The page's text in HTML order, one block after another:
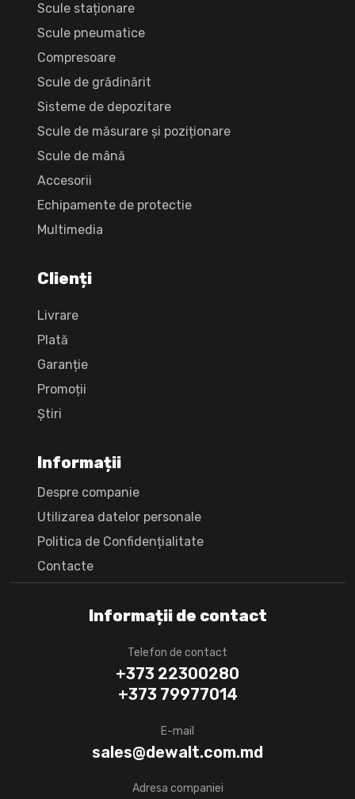
Informații de contact
Telefon de contact
+373 22300280
+373 79977014
E-mail
sales@dewalt.com.md
Adresa companiei
Scule staționare
Scule pneumatice
Compresoare
Scule de grădinărit
Sisteme de depozitare
Scule de măsurare și poziționare
Scule de mână
Accesorii
Echipamente de protectie
Multimedia
Clienți
Livrare
Plată
Garanție
Promoții
Știri
Informații
Despre companie
Utilizarea datelor personale
Politica de Confidențialitate
Сontacte